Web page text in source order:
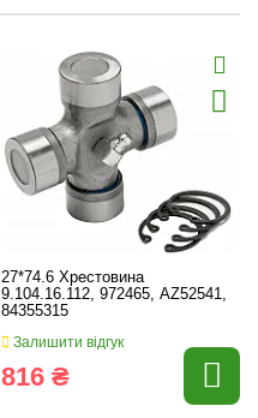
27*74.6 Хрестовина
9.104.16.112, 972465, AZ52541,
84355315
Залишити відгук
816 ₴